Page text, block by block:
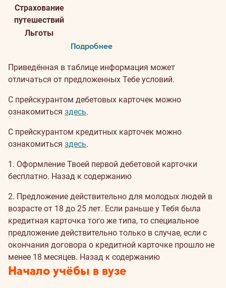
Страхование
путешествий
Льготы
Подробнее
Приведённая в таблице информация может
отличаться от предложенных Тебе условий.
С прейскурантом дебетовых карточек можно
ознакомиться здесь.
С прейскурантом кредитных карточек можно
ознакомиться здесь.
1. Оформление Твоей первой дебетовой карточки
бесплатно. Назад к содержанию
2. Предложение действительно для молодых людей в
возрасте от 18 до 25 лет. Если раньше у Тебя была
кредитная карточка того же типа, то специальное
предложение действительно только в случае, если с
окончания договора о кредитной карточке прошло не
менее 18 месяцев. Назад к содержанию
Начало учёбы в вузе